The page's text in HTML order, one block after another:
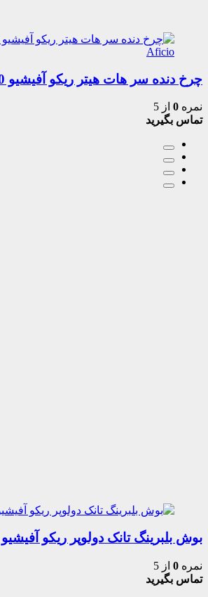
چرخ دنده سر هات هیتر ریکو آفیشیو 1060 Richo Aficio
نمره 0 از 5
تماس بگیرید
بوش بلبرینگ تانک دولوپر ریکو آفیشیو Richo Aficio
نمره 0 از 5
تماس بگیرید